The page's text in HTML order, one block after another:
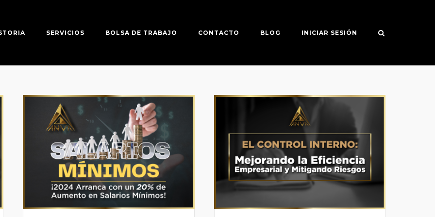
SERVICIOS BOLSA DE TRABAJO CONTACTO BLOG INICIAR SESIÓN